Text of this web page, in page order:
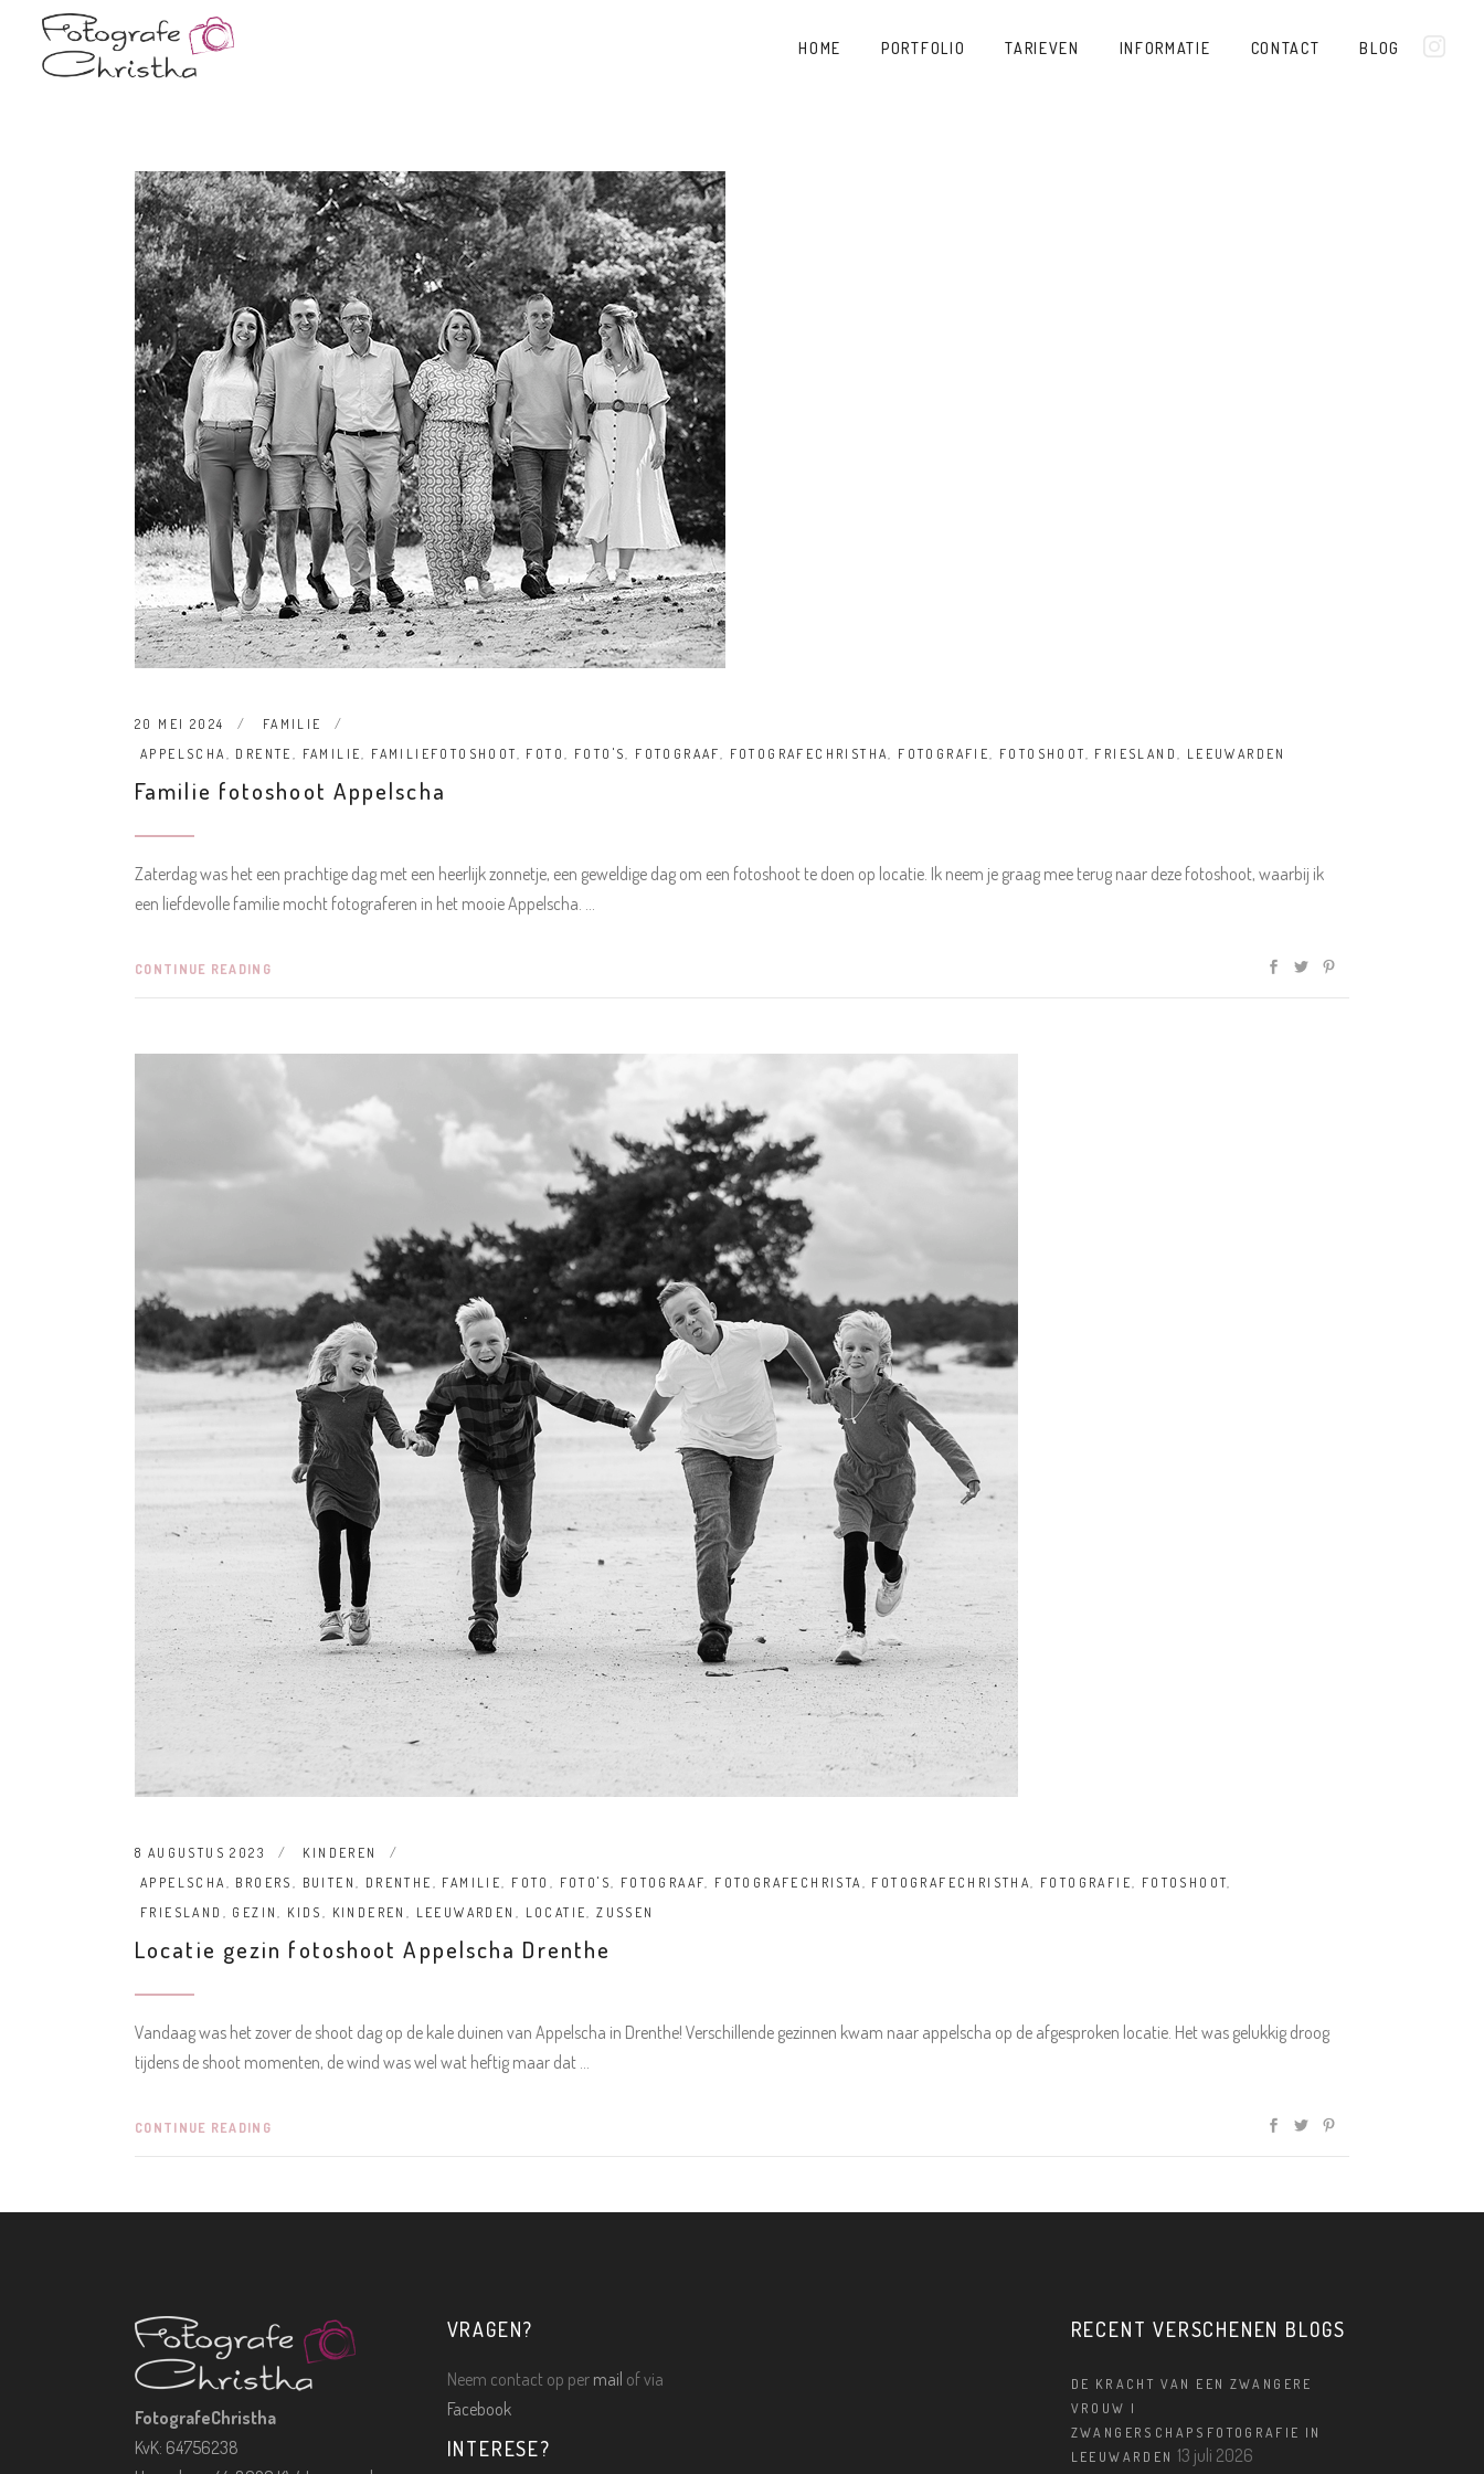
HOME PORTFOLIO TARIEVEN INFORMATIE CONTACT BLOG
20 MEI 2024
FAMILIE
APPELSCHA, DRENTE , FAMILIE, FAMILIEFOTOSHOOT, FOTO, FOTO'S, FOTOGRAAF, FOTOGRAFECHRISTHA, FOTOGRAFIE, FOTOSHOOT, FRIESLAND, LEEUWARDEN
Familie fotoshoot Appelscha
Zaterdag was het een prachtige dag met een heerlijk zonnetje, een geweldige dag om een fotoshoot te doen op locatie. Ik neem je graag mee terug naar deze fotoshoot, waarbij ik
een liefdevolle familie mocht fotograferen in het mooie Appelscha.
CONTINUE READING
8 AUGUSTUS 2023
KINDEREN
APPELSCHA, BROERS , BUITEN, DRENTHE , FAMILIE, FOTO , FOTO'S, FOTOGRAAF, FOTOGRAFECHRISTA, FOTOGRAFECHRISTHA, FOTOGRAFIE, FOTOSHOOT,
FRIESLAND , GEZIN, KIDS , KINDEREN , LEEUWARDEN , LOCATIE,ZUSSEN
Locatie gezin fotoshoot Appelscha Drenthe
Vandaag was het zover de shoot dag op de kale duinen van Appelscha in Drenthe! Verschillende gezinnen kwam naar appelscha op de afgesproken locatie. Het was gelukkig droog
tijdens de shoot momenten, de wind was wel wat heftig maar dat
CONTINUE READING
FotografeChristha
KvK: 64756238
VRAGEN?
Neem contact op per mail of via
Facebook
INTERESE?
RECENT VERSCHENEN BLOGS
DE KRACHT VAN EEN ZWANGERE
VROUW |
ZWANGERSCHAPSFOTOGRAFIE IN
LEEUWARDEN 13 juli 2026